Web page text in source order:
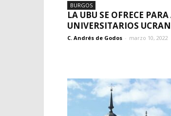
BURGOS
LA UBU SE OFRECE
UNIVERSITARIOS
C. Andrés de Godos - marzo 10, 2022